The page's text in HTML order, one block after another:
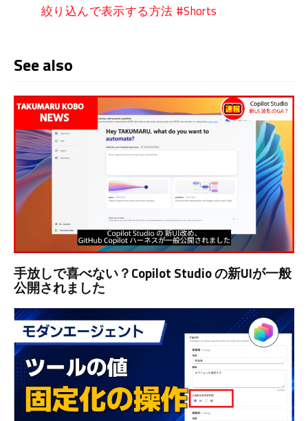
絞り込んで表示する方法 #Shorts
See also
手放しで喜べない？Copilot Studio の新UIが一般
公開されました